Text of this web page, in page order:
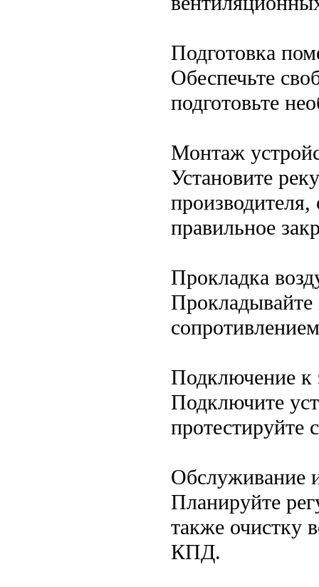
Подготовка
Обеспечьте
подготовьте
Монтаж
Установите
правильное
Прокладка
Подключение к
Подключите
протестируйте
Обслуживание
Планируйте
также очистку
КПД.